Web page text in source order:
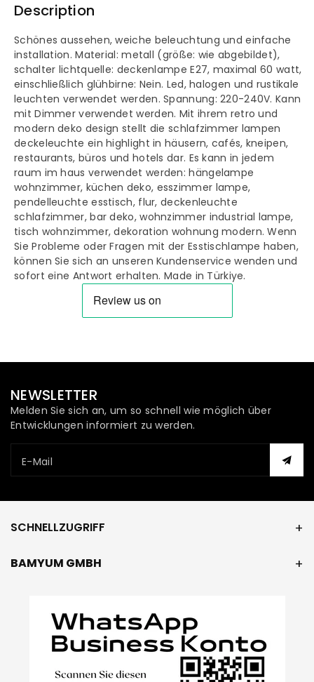
Metall
Ø40
cm
1
flamming
Vintage
Pendelleuchte
Metall
Ø40
cm
1
flamming
Vintage
Pendelleuchte
Description
Schönes aussehen, weiche beleuchtung und einfache
installation. Material: metall (größe: wie abgebildet),
schalter lichtquelle: deckenlampe E27, maximal 60 watt,
einschließlich glühbirne: Nein. Led, halogen und rustikale
leuchten verwendet werden. Spannung: 220-240V. Kann
mit Dimmer verwendet werden. Mit ihrem retro und
modern deko design stellt die schlafzimmer lampen
deckeleuchte ein highlight in häusern, cafés, kneipen,
restaurants, büros und hotels dar. Es kann in jedem
raum im haus verwendet werden: hängelampe
wohnzimmer, küchen deko, esszimmer lampe,
pendelleuchte esstisch, flur, deckenleuchte
schlafzimmer, bar deko, wohnzimmer industrial lampe,
tisch wohnzimmer, dekoration wohnung modern. Wenn
Sie Probleme oder Fragen mit der Esstischlampe haben,
können Sie sich an unseren Kundenservice wenden und
sofort eine Antwort erhalten. Made in Türkiye.
NEWSLETTER
Melden Sie sich an, um so schnell wie möglich über
Entwicklungen informiert zu werden.
E-Mail
SCHNELLZUGRIFF
BAMYUM GMBH